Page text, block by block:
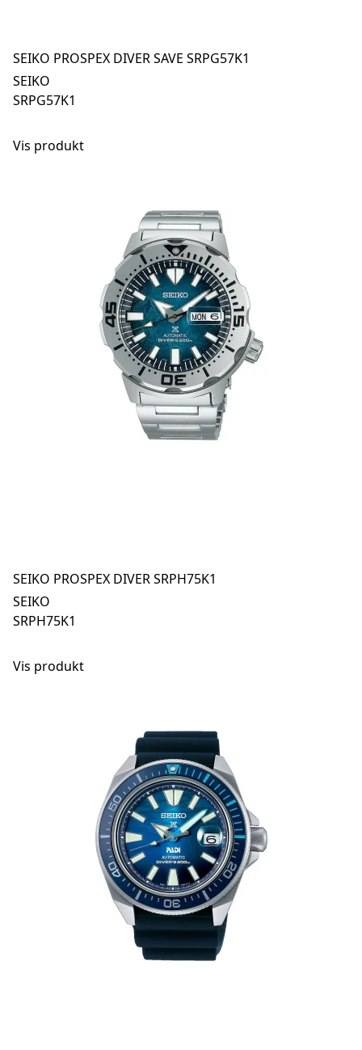
SEIKO PROSPEX DIVER SAVE SRPG57K1
SEIKO
SRPG57K1
Vis produkt
SEIKO PROSPEX DIVER SRPH75K1
SEIKO
SRPH75K1
Vis produkt